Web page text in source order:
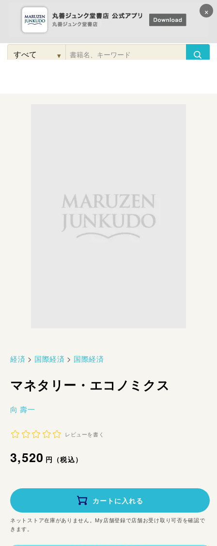
コンテンツに
進む
検
▾
経済 > 国際経済 > 国際経済
マネタリー・エコノミクス
向 壽一
レビューを書く
通
価
格
3,520円（税込）
カートに入れる
ネットストア在庫がありません。My店舗登録で店舗お受け取り可否を確認で
きます。
×